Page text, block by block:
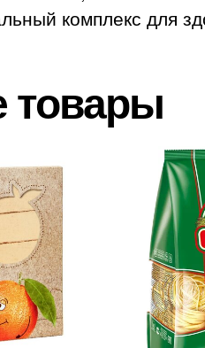
комплекс для
товары